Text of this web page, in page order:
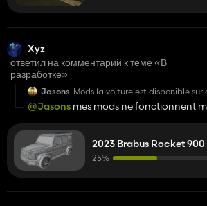
Xyz
ответил на комментарий к теме «В
разработке»
Jasons Mods la voiture est disponible sur
@Jasons mes mods ne fonctionnent
2023 Brabus Rocket
25%